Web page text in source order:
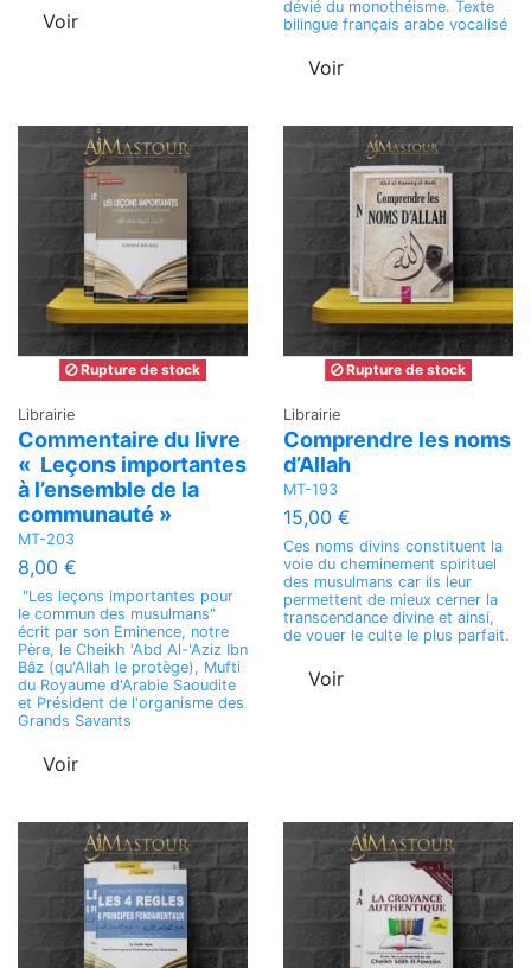
Voir
dévié du monothéisme. Texte
bilingue français arabe vocalisé
Voir
Rupture de stock
Librairie
Commentaire du livre
« Leçons importantes
à l’ensemble de la
communauté »
MT-203
8,00 €
"Les leçons importantes pour
le commun des musulmans"
écrit par son Eminence, notre
Père, le Cheikh 'Abd Al-'Aziz Ibn
Bâz (qu'Allah le protège), Mufti
du Royaume d'Arabie Saoudite
et Président de l'organisme des
Grands Savants
Voir
Rupture de stock
Librairie
Comprendre les noms
d’Allah
MT-193
15,00 €
Ces noms divins constituent la
voie du cheminement spirituel
des musulmans car ils leur
permettent de mieux cerner la
transcendance divine et ainsi,
de vouer le culte le plus parfait.
Voir